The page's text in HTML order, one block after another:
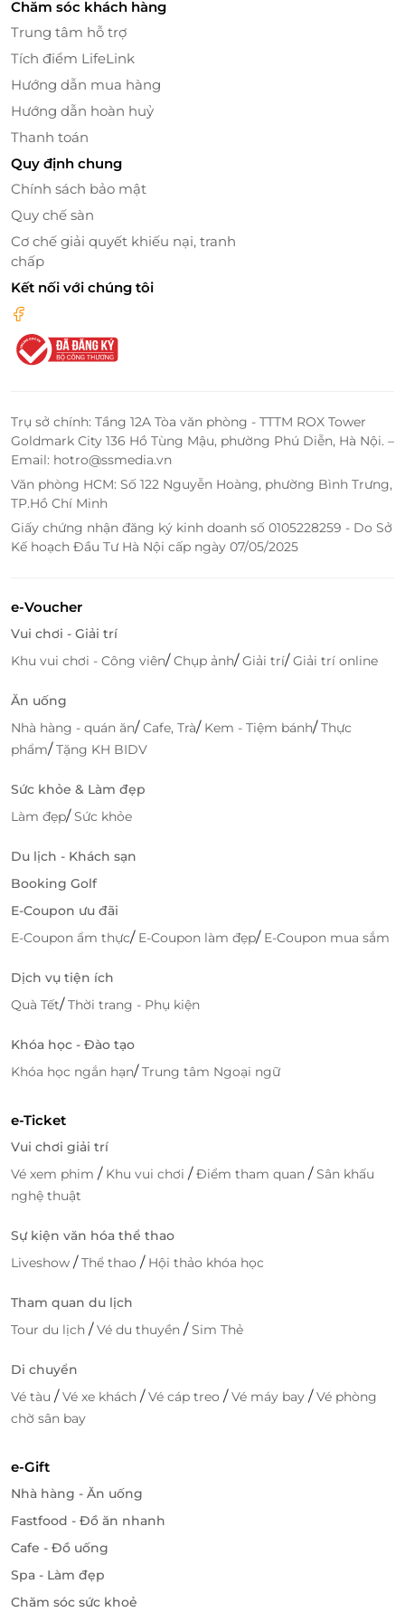
không bỏ lỡ cơ hội tuyệt vời này!
Chăm sóc khách hàng
Trung tâm hỗ trợ
Tích điểm LifeLink
Hướng dẫn mua hàng
Hướng dẫn hoàn huỷ
Thanh toán
Quy định chung
Chính sách bảo mật
Quy chế sàn
Cơ chế giải quyết khiếu nại, tranh
chấp
Kết nối với chúng tôi
Trụ sở chính: Tầng 12A Tòa văn phòng - TTTM ROX Tower
Goldmark City 136 Hồ Tùng Mậu, phường Phú Diễn, Hà Nội. –
Email: hotro@ssmedia.vn
Văn phòng HCM: Số 122 Nguyễn Hoàng, phường Bình Trưng,
TP.Hồ Chí Minh
Giấy chứng nhận đăng ký kinh doanh số 0105228259 - Do Sở
Kế hoạch Đầu Tư Hà Nội cấp ngày 07/05/2025
e-Voucher
Vui chơi - Giải trí
Khu vui chơi - Công viên/Chụp ảnh/Giải trí/Giải trí online
Ăn uống
Nhà hàng - quán ăn/Cafe, Trà/ Kem - Tiệm bánh/Thực
phẩm/Tặng KH BIDV
Sức khỏe & Làm đẹp
Làm đẹp/Sức khỏe
Du lịch - Khách sạn
Booking Golf
E-Coupon ưu đãi
E-Coupon ẩm thực/ E-Coupon làm đẹp/ E-Coupon mua sắm
Dịch vụ tiện ích
Quà Tết/Thời trang - Phụ kiện
Khóa học - Đào tạo
Khóa học ngắn hạn/Trung tâm Ngoại ngữ
e-Ticket
Vui chơi giải trí
Vé xem phim / Khu vui chơi /Điểm tham quan /Sân khấu
nghệ thuật
Sự kiện văn hóa thể thao
Liveshow /Thể thao / Hội thảo khóa học
Tham quan du lịch
Tour du lịch /Vé du thuyền /Sim Thẻ
Di chuyển
Vé tàu /Vé xe khách /Vé cáp treo /Vé máy bay /Vé phòng
chờ sân bay
e-Gift
Nhà hàng - Ăn uống
Fastfood - Đồ ăn nhanh
Cafe - Đồ uống
Spa - Làm đẹp
Chăm sóc sức khoẻ